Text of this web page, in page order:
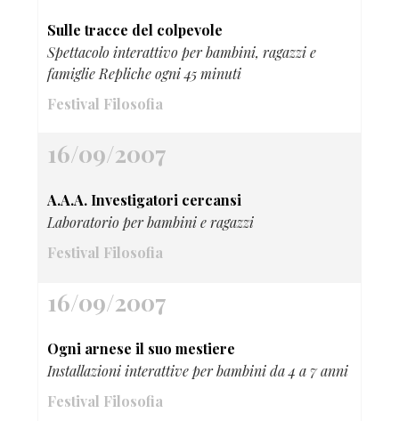
Sulle tracce del colpevole
Spettacolo interattivo per bambini, ragazzi e
famiglie Repliche ogni 45 minuti
Festival Filosofia
16/09/2007
A.A.A. Investigatori cercansi
Laboratorio per bambini e ragazzi
Festival Filosofia
16/09/2007
Ogni arnese il suo mestiere
Installazioni interattive per bambini da 4 a 7 anni
Festival Filosofia